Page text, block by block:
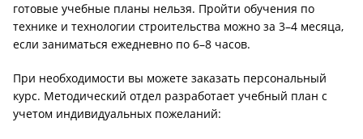
готовые учебные планы нельзя. Пройти обучения по
технике и технологии строительства можно за 3–4 месяца,
если заниматься ежедневно по 6–8 часов.
При необходимости вы можете заказать персональный
курс. Методический отдел разработает учебный план с
учетом индивидуальных пожеланий: